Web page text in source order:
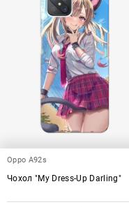
Oppo A92s
Чохол "My Dress-Up Darling"